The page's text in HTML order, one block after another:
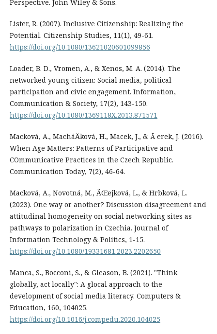
Perspective. John Wiley & Sons.
Lister, R. (2007). Inclusive Citizenship: Realizing the
Potential. Citizenship Studies, 11(1), 49-61.
https://doi.org/10.1080/13621020601099856
Loader, B. D., Vromen, A., & Xenos, M. A. (2014). The
networked young citizen: Social media, political
participation and civic engagement. Information,
Communication & Society, 17(2), 143-150.
https://doi.org/10.1080/1369118X.2013.871571
Macková, A., MacháÄková, H., Macek, J., & Å erek, J. (2016).
When Age Matters: Patterns of Participative and
COmmunicative Practices in the Czech Republic.
Communication Today, 7(2), 46-64.
Macková, A., Novotná, M., ÄŒejková, L., & Hrbková, L.
(2023). One way or another? Discussion disagreement and
attitudinal homogeneity on social networking sites as
pathways to polarization in Czechia. Journal of
Information Technology & Politics, 1-15.
https://doi.org/10.1080/19331681.2023.2202650
Manca, S., Bocconi, S., & Gleason, B. (2021). "Think
globally, act locally": A glocal approach to the
development of social media literacy. Computers &
Education, 160, 104025.
https://doi.org/10.1016/j.compedu.2020.104025